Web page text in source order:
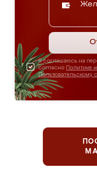
Я соглашаюсь на
согласно Политике
Пользовательскому